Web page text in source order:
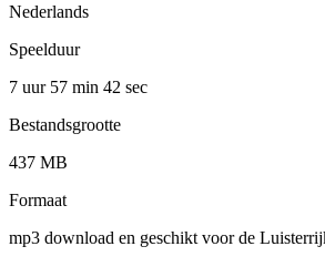
Nederlands
Speelduur
7 uur 57 min 42 sec
Bestandsgrootte
437 MB
Formaat
mp3 download en geschikt voor de